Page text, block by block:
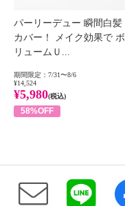
パーリーデュー 瞬間白髪
カバー！ メイク効果で ボ
リュームＵ...
期間限定：7/31〜8/6
¥14,524
¥5,980(税込)
58%OFF